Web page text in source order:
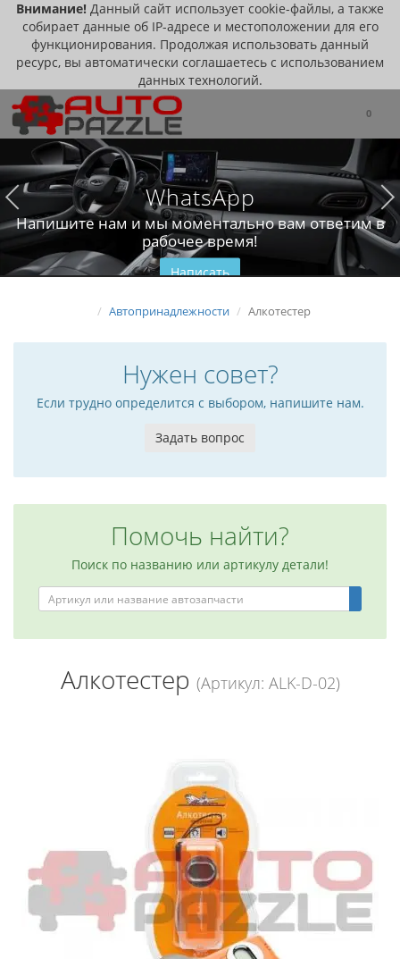
Внимание! Данный сайт использует cookie-файлы, а также
собирает данные об IP-адресе и местоположении для его
функционирования. Продолжая использовать данный
ресурс, вы автоматически соглашаетесь с использованием
данных технологий.
0
WhatsApp
Напишите нам и мы моментально вам ответим в
рабочее время!
Написать
Автопринадлежности Алкотестер
Нужен совет?
Если трудно определится с выбором, напишите нам.
Задать вопрос
Помочь найти?
Поиск по названию или артикулу детали!
Алкотестер (Артикул: ALK-D-02)